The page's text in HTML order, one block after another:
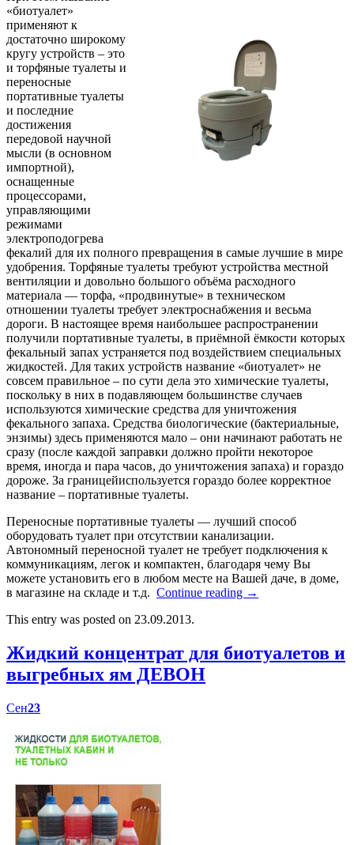
«биотуалет»
применяют к
достаточно широкому
кругу устройств – это
и торфяные туалеты и
переносные
портативные туалеты
и последние
достижения
передовой научной
мысли (в основном
импортной),
оснащенные
процессорами,
управляющими
режимами
электроподогрева
фекалий для их полного превращения в самые лучшие в мире
удобрения. Торфяные туалеты требуют устройства местной
вентиляции и довольно большого объёма расходного
материала — торфа, «продвинутые» в техническом
отношении туалеты требует электроснабжения и весьма
дороги. В настоящее время наибольшее распространении
получили портативные туалеты, в приёмной ёмкости которых
фекальный запах устраняется под воздействием специальных
жидкостей. Для таких устройств название «биотуалет» не
совсем правильное – по сути дела это химические туалеты,
поскольку в них в подавляющем большинстве случаев
используются химические средства для уничтожения
фекального запаха. Средства биологические (бактериальные,
энзимы) здесь применяются мало – они начинают работать не
сразу (после каждой заправки должно пройти некоторое
время, иногда и пара часов, до уничтожения запаха) и гораздо
дороже. За границейиспользуется гораздо более корректное
название – портативные туалеты.
Переносные портативные туалеты — лучший способ
оборудовать туалет при отсутствии канализации.
Автономный переносной туалет не требует подключения к
коммуникациям, легок и компактен, благодаря чему Вы
можете установить его в любом месте на Вашей даче, в доме,
в магазине на складе и т.д. Continue reading →
This entry was posted on 23.09.2013.
Жидкий концентрат для биотуалетов и
выгребных ям ДЕВОН
Сен23